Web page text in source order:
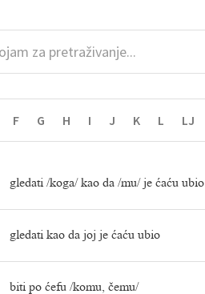
F G H I J K L LJ
gledati /koga/ kao da /mu/ je ćaću ubio
gledati kao da joj je ćaću ubio
biti po ćefu /komu, čemu/